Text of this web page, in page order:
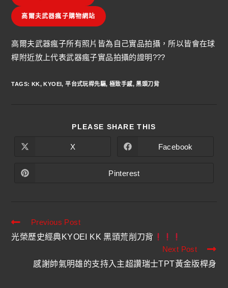
高爾夫武器瘋子購物網站
高爾夫武器瘋子所有照片皆為自己實品拍攝，所以皆會在球
桿附近放上代表武器瘋子實品拍攝的證明???
TAGS: KK, KYOEI, 平台式玩桿先驅, 極致手感, 黑頭刀背
PLEASE SHARE THIS
X Facebook
Pinterest
Previous Post
光榮歷史經典KYOEI KK 黑頭荒削刀背
Next Post
感謝帥氣明雄的支持入主超讚瑞士TPT黃金版桿身